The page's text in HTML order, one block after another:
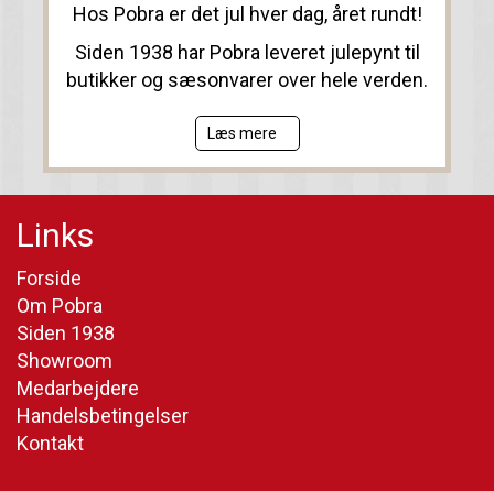
Hos Pobra er det jul hver dag, året rundt!
Siden 1938 har Pobra leveret julepynt til
butikker og sæsonvarer over hele verden.
Læs mere
Links
Forside
Om Pobra
Siden 1938
Showroom
Medarbejdere
Handelsbetingelser
Kontakt